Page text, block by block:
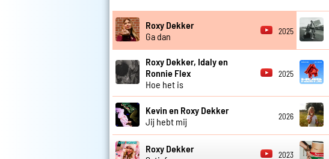
Roxy Dekker
Ga dan
2025
Roxy Dekker, Idaly en
Ronnie Flex
Hoe het is
2025
Kevin en Roxy Dekker
Jij hebt mij
2026
Roxy Dekker
2023